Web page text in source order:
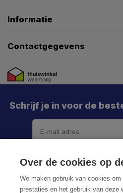
Informatie
Contactgegevens
Schrijf je in voor de
Over de cookies op
We maken gebruik van cookies
prestaties en het gebruik van deze